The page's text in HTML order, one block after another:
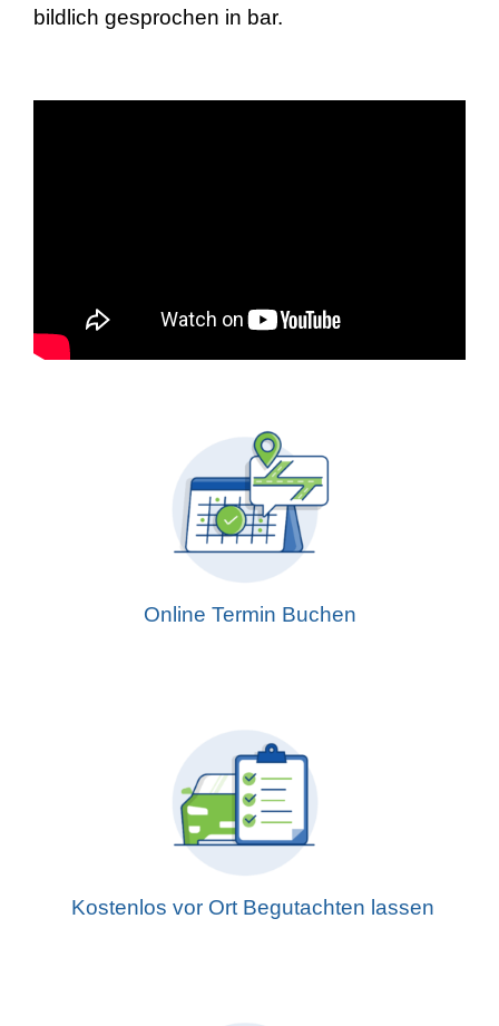
bildlich gesprochen in bar.
Online Termin Buchen
Kostenlos vor Ort Begutachten lassen